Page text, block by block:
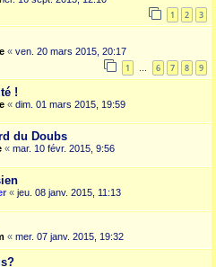
1 2 3
« ven. 20 mars 2015, 20:17
1 … 6 7 8 9
!
« dim. 01 mars 2015, 19:59
du Doubs
« mar. 10 févr. 2015, 9:56
« jeu. 08 janv. 2015, 11:13
« mer. 07 janv. 2015, 19:32